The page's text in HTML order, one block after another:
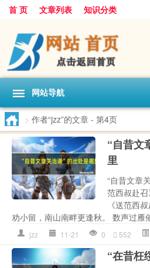
首 页 文章列表 知识分类
网站导航
> 作者“jzz”的文章 - 第4页
“自昔文
里
“自昔文章
范西叔赴
《送范西
劝小留，南山南畔更逢秋。 数声过雁
jzz 11-21 0 552
“在昔枉